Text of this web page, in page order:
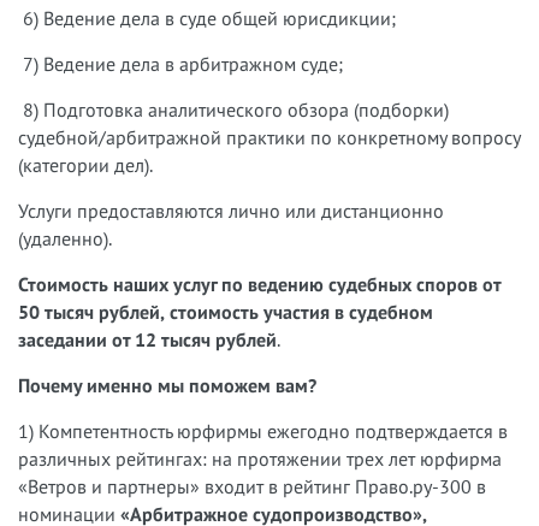
6) Ведение дела в суде общей юрисдикции;
7) Ведение дела в арбитражном суде;
8) Подготовка аналитического обзора (подборки)
судебной/арбитражной практики по конкретному вопросу
(категории дел).
Услуги предоставляются лично или дистанционно
(удаленно).
Стоимость наших услуг по ведению судебных споров от
50 тысяч рублей, стоимость участия в судебном
заседании от 12 тысяч рублей.
Почему именно мы поможем вам?
1) Компетентность юрфирмы ежегодно подтверждается в
различных рейтингах: на протяжении трех лет юрфирма
«Ветров и партнеры» входит в рейтинг Право.ру-300 в
номинации «Арбитражное судопроизводство»,